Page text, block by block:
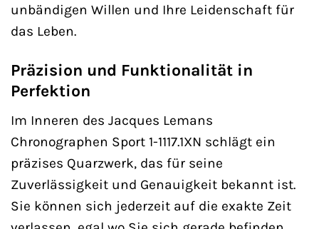
unbändigen Willen und Ihre Leidenschaft für
das Leben.
Präzision und Funktionalität in
Perfektion
Im Inneren des Jacques Lemans
Chronographen Sport 1-1117.1XN schlägt ein
präzises Quarzwerk, das für seine
Zuverlässigkeit und Genauigkeit bekannt ist.
Sie können sich jederzeit auf die exakte Zeit